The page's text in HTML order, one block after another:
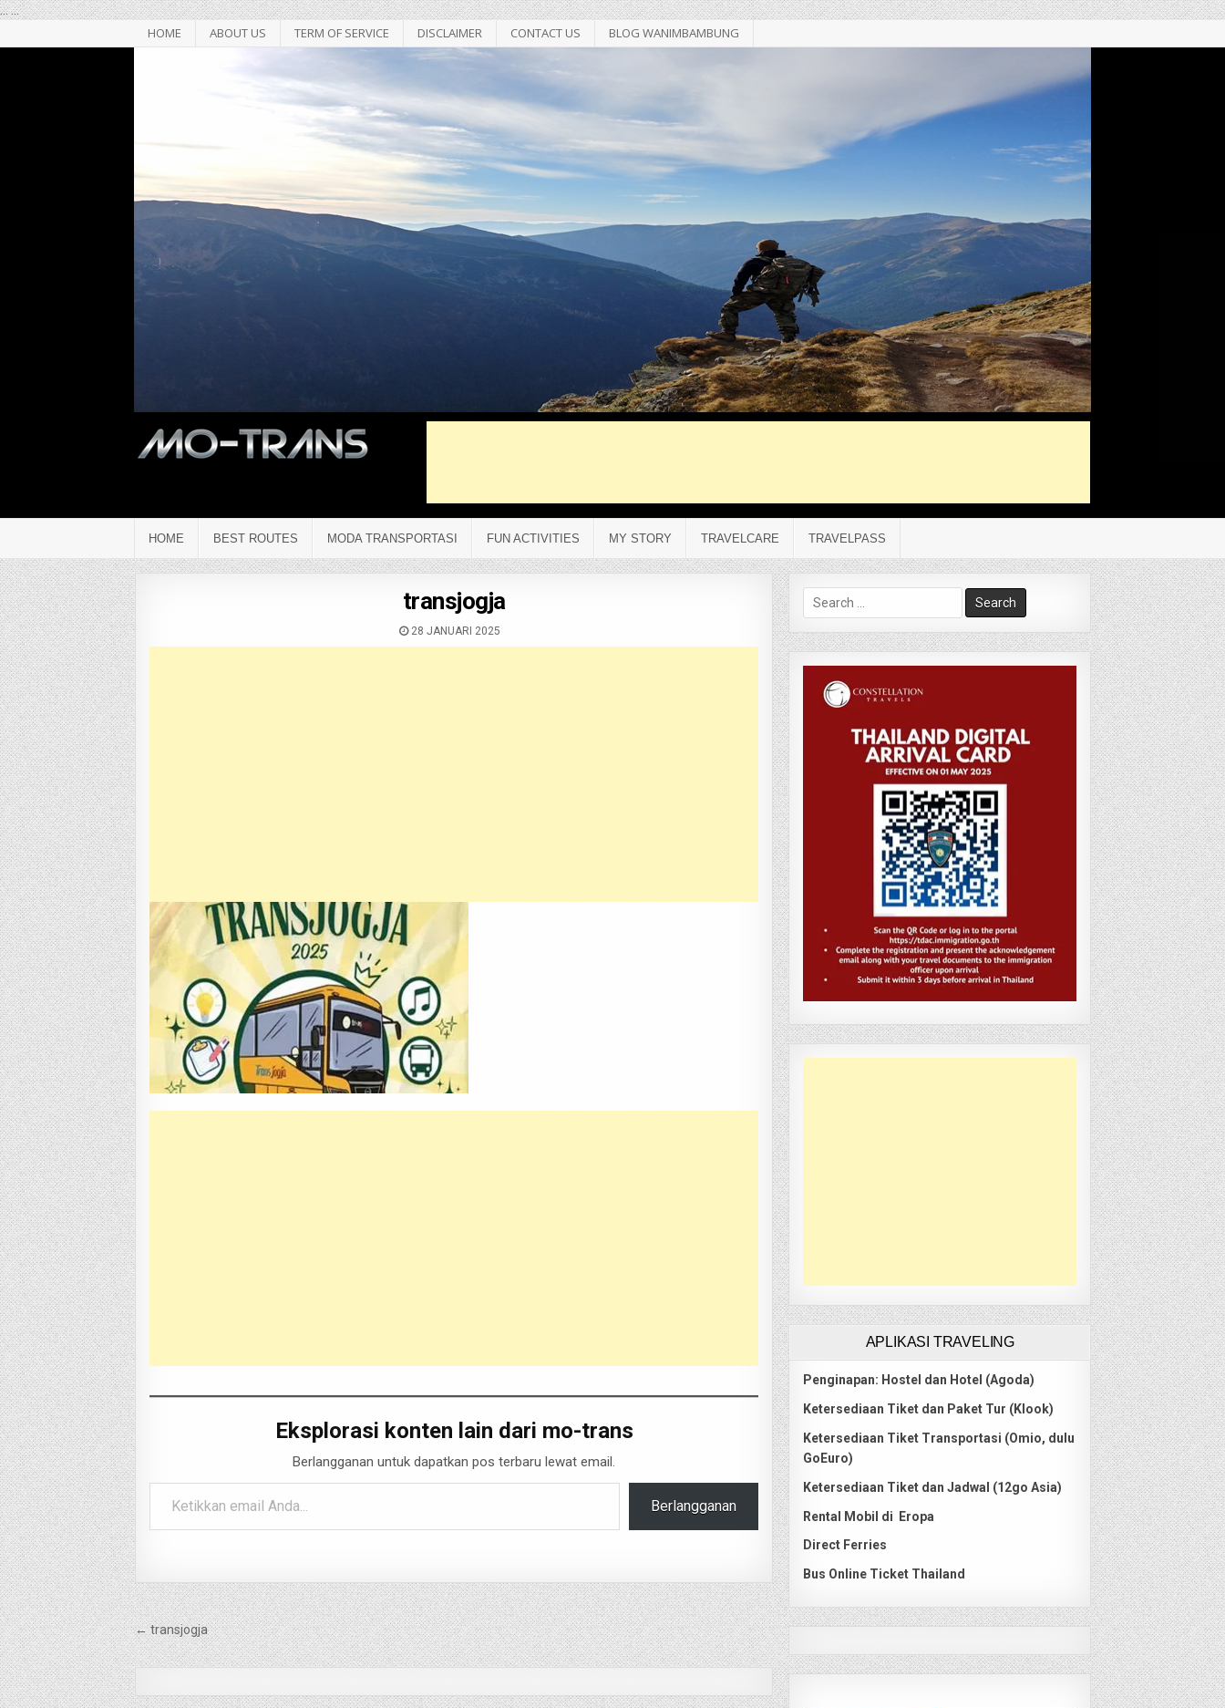
......
HOME ABOUT US TERM OF SERVICE DISCLAIMER CONTACT US BLOG WANIMBAMBUNG
HOME BEST ROUTES MODA TRANSPORTASI FUN ACTIVITIES MY STORY TRAVELCARE TRAVELPASS
transjogja
28 JANUARI 2025
Eksplorasi konten lain dari mo-trans
Berlangganan untuk dapatkan pos terbaru lewat email.
Ketikkan email Anda...
Berlangganan
Navigasi
pos
← transjogja
Search
for:
APLIKASI TRAVELING
Penginapan: Hostel dan Hotel (Agoda)
Ketersediaan Tiket dan Paket Tur (Klook)
Ketersediaan Tiket Transportasi (Omio, dulu
GoEuro)
Ketersediaan Tiket dan Jadwal (12go Asia)
Rental Mobil di Eropa
Direct Ferries
Bus Online Ticket Thailand